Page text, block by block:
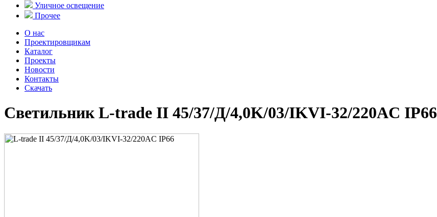
Уличное освещение
Прочее
О нас
Проектировщикам
Каталог
Проекты
Новости
Контакты
Скачать
Светильник L-trade II 45/37/Д/4,0K/03/IKVI-32/220AC IP66